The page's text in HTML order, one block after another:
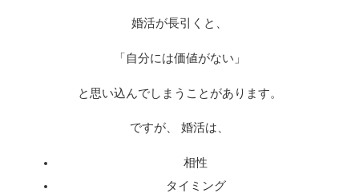
婚活が長引くと、
「自分には価値がない」
と思い込んでしまうことがあります。
ですが、 婚活は、
相性
タイミング